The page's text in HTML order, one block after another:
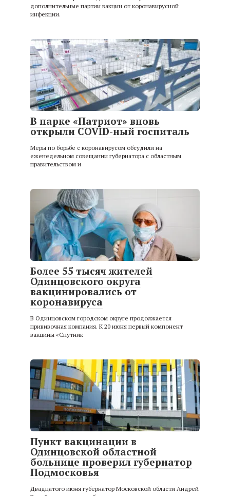
дополнительные партии вакцин от коронавирусной
инфекции.
В парке «Патриот» вновь
открыли COVID-ный госпиталь
Меры по борьбе с коронавирусом обсудили на
еженедельном совещании губернатора с областным
правительством и
Более 55 тысяч жителей
Одинцовского округа
вакцинировались от
коронавируса
В Одинцовском городском округе продолжается
прививочная компания. К 20 июня первый компонент
вакцины «Спутник
Пункт вакцинации в
Одинцовской областной
больнице проверил губернатор
Подмосковья
Двадцатого июня губернатор Московской области Андрей